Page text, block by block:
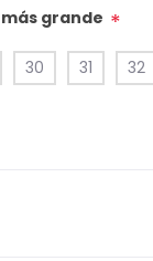
grande *
30 31 32